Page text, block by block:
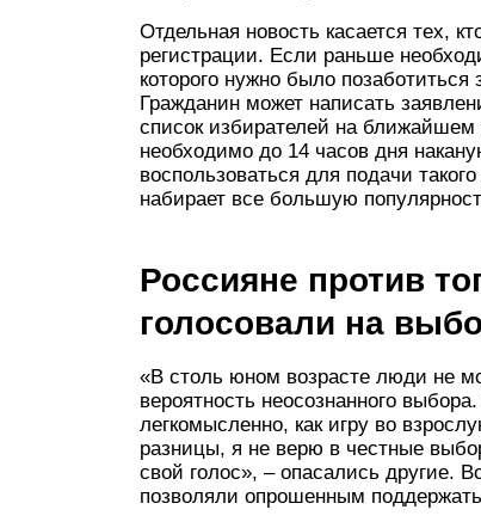
Отдельная новость касается тех,
регистрации. Если раньше
которого нужно было
Гражданин может написать
список избирателей на ближайшем
необходимо до 14 часов дня
воспользоваться для подачи
набирает все большую
Россияне против
голосовали на
«В столь юном возрасте люди не
вероятность неосознанного
легкомысленно, как игру во
разницы, я не верю в честные
свой голос», – опасались другие.
позволяли опрошенным